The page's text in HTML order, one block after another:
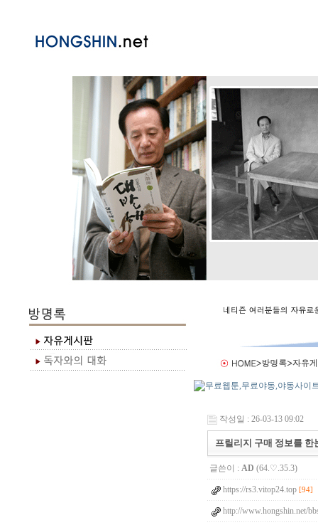
작성일 : 26-03-13 09:02
프릴리지 구매 정보를 한
글쓴이 : AD (64.♡.35.3)
https://rs3.vitop24.top [94]
http://www.hongshin.net/